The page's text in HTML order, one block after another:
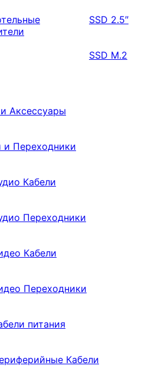
SSD 2.5″
SSD M.2
Аксессуары
и Переходники
Кабели
Переходники
Кабели
Переходники
питания
Кабели